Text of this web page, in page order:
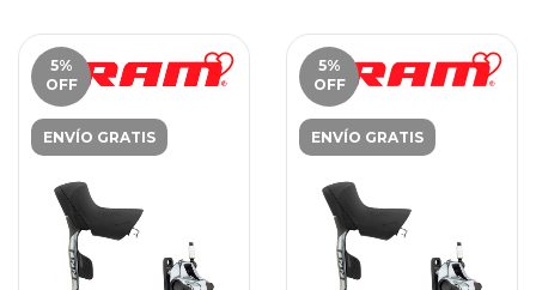
5%
OFF
ENVÍO GRATIS
5%
OFF
ENVÍO GRATIS